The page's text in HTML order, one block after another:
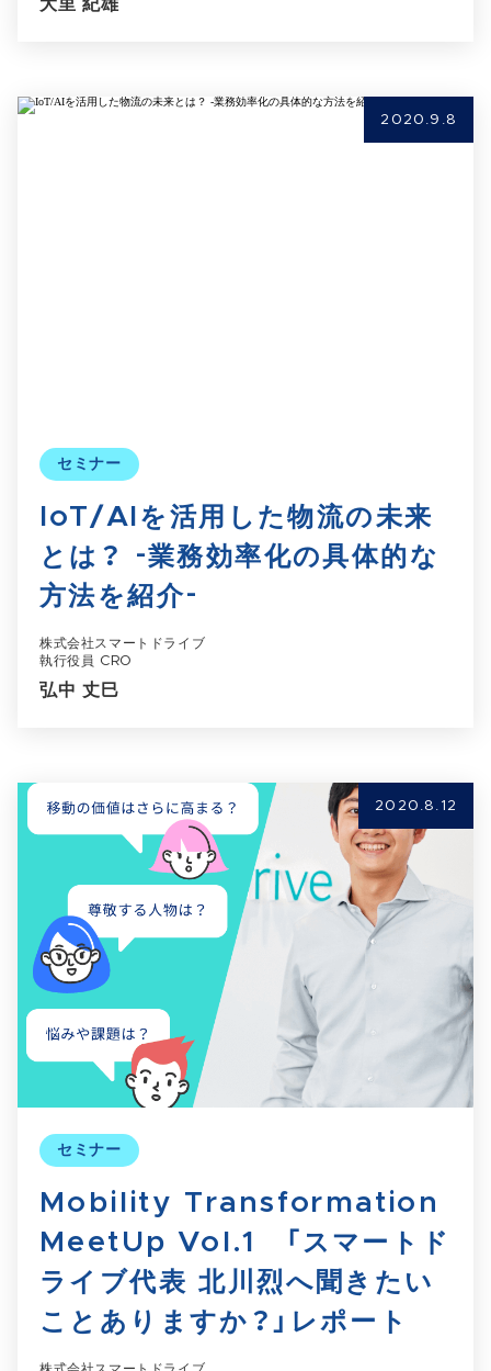
大里 紀雄
セミナー
IoT/AIを活用した物流の未来
とは？ -業務効率化の具体的な
方法を紹介-
2020.9.8
株式会社スマートドライブ
執行役員 CRO
弘中 丈巳
セミナー
Mobility Transformation
MeetUp Vol.1 「スマートド
ライブ代表 北川烈へ聞きたい
ことありますか？」レポート
2020.8.12